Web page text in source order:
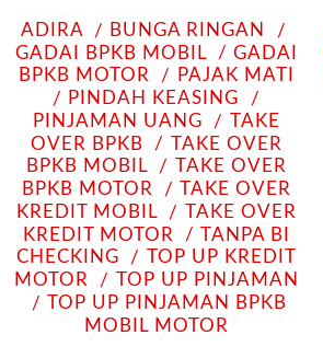
ADIRA
BUNGA RINGAN
GADAI BPKB MOBIL
GADAI
BPKB MOTOR
PAJAK MATI
PINDAH KEASING
PINJAMAN UANG
TAKE
OVER BPKB
TAKE OVER
BPKB MOBIL
TAKE OVER
BPKB MOTOR
TAKE OVER
KREDIT MOBIL
TAKE OVER
KREDIT MOTOR
TANPA BI
CHECKING
TOP UP KREDIT
MOTOR
TOP UP PINJAMAN
TOP UP PINJAMAN BPKB
MOBIL MOTOR